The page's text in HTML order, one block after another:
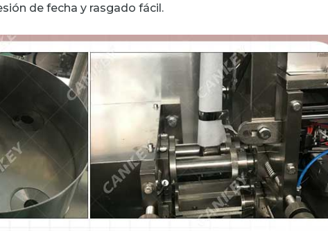
de fecha y rasgado fácil.